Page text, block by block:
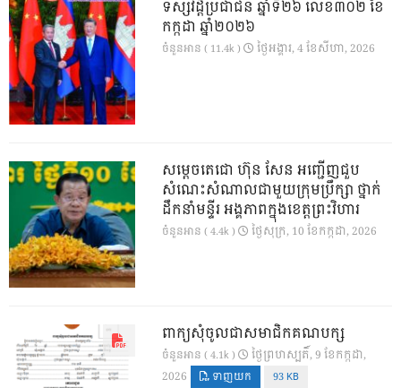
ទស្សវដ្តីប្រជាជន ឆ្នាំទី២៦ លេខ៣០២ ខែ
កក្កដា ឆ្នាំ២០២៦
ចំនួនអាន ( 11.4k ) ថ្ងៃ​អង្គារ, 4 ខែ​សីហា, 2026
សម្តេចតេជោ ហ៊ុន សែន អញ្ជើញជួប
សំណេះសំណាលជាមួយក្រុមប្រឹក្សា ថ្នាក់
ដឹកនាំមន្ទីរ អង្គភាពក្នុងខេត្តព្រះវិហារ
ចំនួនអាន ( 4.4k ) ថ្ងៃ​សុក្រ, 10 ខែ​កក្កដា, 2026
ពាក្យសុំចូលជាសមាជិកគណបក្ស
ចំនួនអាន ( 4.1k )
ថ្ងៃ​ព្រហស្បតិ៍, 9 ខែ​កក្កដា,
2026
ទាញយក 93 KB